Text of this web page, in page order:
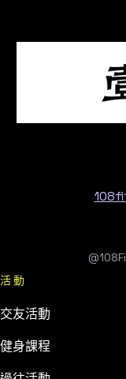
活動
交友活動
健身課程